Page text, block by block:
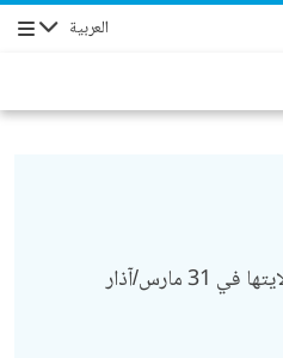
العربية التنقل
أُنشئت بعثة الأمم المتحدة لدعم اتفاق الحديدة في 16 يناير/كانون الثاني 2019، عملاً بقرار مجلس الأمن 2452 (2019)، لدعم تنفيذ اتفاق الحديدة في اليمن. وانتهت ولايتها في 31 مارس/آذار